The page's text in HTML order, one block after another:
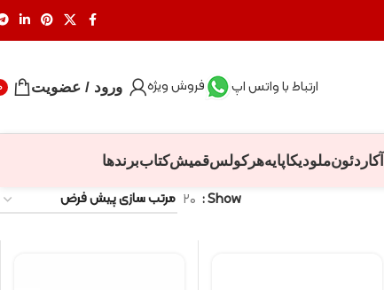
ارتباط با واتس اپ فروش ویژه ورود / عضویت
آکاردئونملودیکاپایههرکولسقمیشکتاببرندها
Show ۲۰